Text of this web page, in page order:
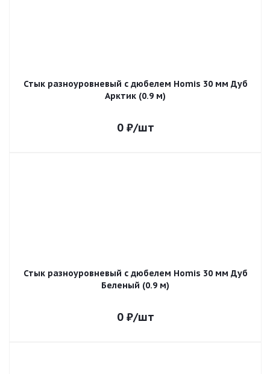
Стык разноуровневый с дюбелем Homis 30 мм Дуб
Арктик (0.9 м)
0₽/шт
Стык разноуровневый с дюбелем Homis 30 мм Дуб
Беленый (0.9 м)
0₽/шт